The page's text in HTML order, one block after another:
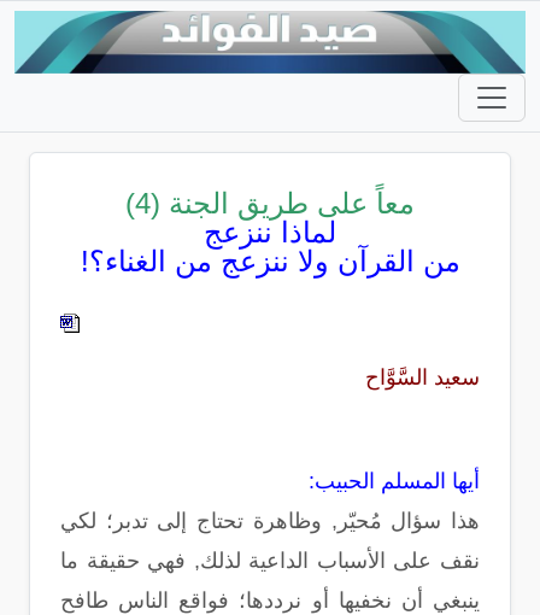
معاً على طريق الجنة (4)
لماذا ننزعج
من القرآن ولا ننزعج من الغناء؟!
سعيد السَّوَّاح
أيها المسلم الحبيب:
هذا سؤال مُحيّر, وظاهرة تحتاج إلى تدبر؛ لكي
نقف على الأسباب الداعية لذلك, فهي حقيقة ما
ينبغي أن نخفيها أو نرددها؛ فواقع الناس طافح